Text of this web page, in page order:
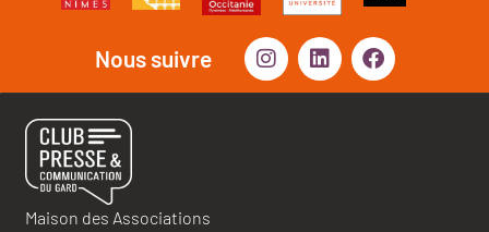
Nous suivre
Maison des Associations